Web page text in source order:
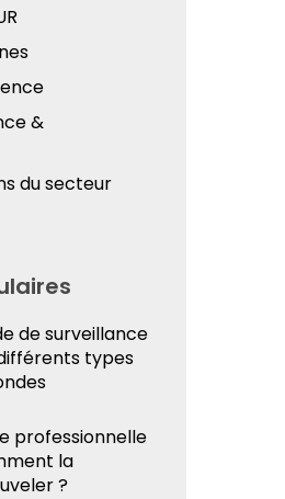
&
du secteur
de surveillance
types
professionnelle
la
?